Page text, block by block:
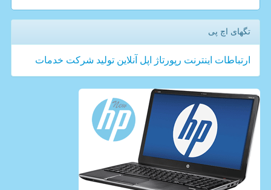
تگهای اچ پی
ارتباطات اینترنت رپورتاژ اپل آنلاین تولید شركت خدمات